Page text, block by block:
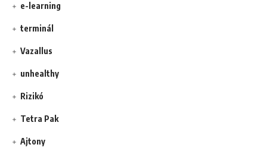
e-learning
terminál
Vazallus
unhealthy
Rizikó
Tetra Pak
Ajtony